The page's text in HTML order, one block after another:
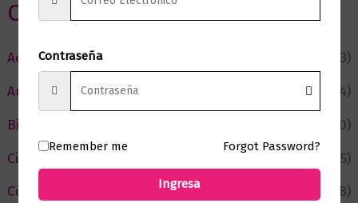
Categorias
Actualidad
(53)
Autor del Mes
(4)
Bienestar
(230)
Ciencia y Conocimiento
(75)
Cómic y Fantasía
(88)
Contraseña
Remember me Forgot Password?
Ingresa